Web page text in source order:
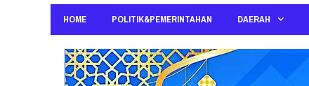
HOME POLITIK&PEMERINTAHAN DAERAH